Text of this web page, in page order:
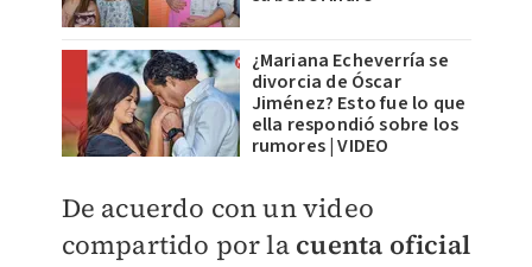
¿Mariana Echeverría se
divorcia de Óscar
Jiménez? Esto fue lo que
ella respondió sobre los
rumores | VIDEO
De acuerdo con un video
compartido por la cuenta oficial